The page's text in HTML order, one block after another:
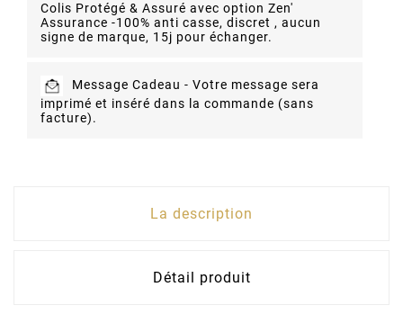
Colis Protégé & Assuré avec option Zen'
Assurance -100% anti casse, discret , aucun
signe de marque, 15j pour échanger.
Message Cadeau - Votre message sera
imprimé et inséré dans la commande (sans
facture).
La description
Détail produit